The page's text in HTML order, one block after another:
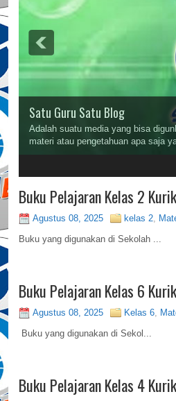
Satu Guru Satu Blog
Adalah suatu media yang bisa
materi atau pengetahuan apa saja
Buku Pelajaran Kelas 2
Agustus 08, 2025 kelas 2,
Buku yang digunakan di Sekolah ...
Buku Pelajaran Kelas 6
Agustus 08, 2025 Kelas 6,
Buku yang digunakan di Sekol...
Buku Pelajaran Kelas 4